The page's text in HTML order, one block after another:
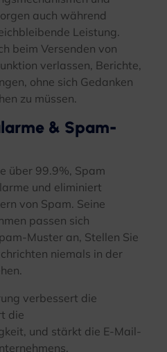
auch während
Leistung.
beim Versenden von
verlassen, Berichte,
ohne sich Gedanken
zu müssen.
& Spam-
über 99.9%, Spam
und eliminiert
von Spam. Seine
passen sich
Muster an, Stellen Sie
niemals in der
verbessert die
die
und stärkt die E-Mail-